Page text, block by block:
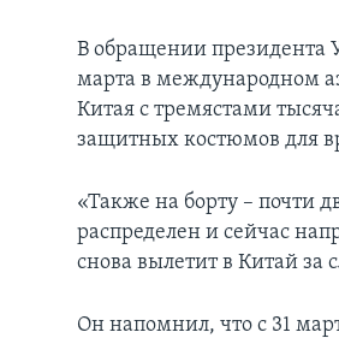
В обращении президента
марта в международном
Китая с тремястами
защитных костюмов для
«Также на борту – почти
распределен и сейчас
снова вылетит в Китай
Он напомнил, что с 31